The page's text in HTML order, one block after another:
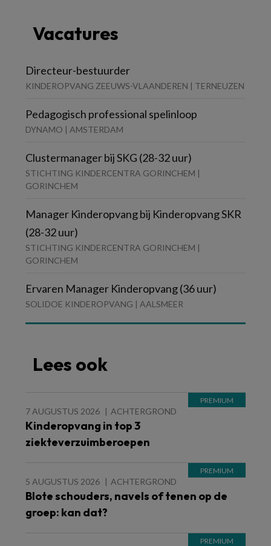
Vacatures
Directeur-bestuurder
KINDEROPVANG ZEEUWS-VLAANDEREN | TERNEUZEN
Pedagogisch professional spelinloop
DYNAMO | AMSTERDAM
Clustermanager bij SKG (28-32 uur)
STICHTING KINDERCENTRA GORINCHEM |
GORINCHEM
Manager Kinderopvang bij Kinderopvang SKR
(28-32 uur)
STICHTING KINDERCENTRA GORINCHEM |
GORINCHEM
Ervaren Manager Kinderopvang (36 uur)
SOLIDOE KINDEROPVANG | AALSMEER
Lees ook
7 AUGUSTUS 2026 ACHTERGROND
Kinderopvang in top 3
ziekteverzuimberoepen
5 AUGUSTUS 2026 ACHTERGROND
Blote schouders, navels of tenen op de
groep: kan dat?